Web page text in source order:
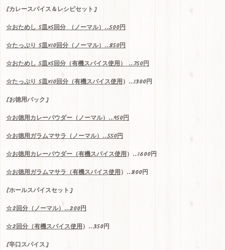
[カレースパイス＆レシピセット]
☆おためし 5皿×5回分（ノーマル）…500円
☆たっぷり 5皿×10回分（ノーマル） …850円
☆おためし 5皿×5回分（有機スパイス使用） …750円
☆たっぷり 5皿×10回分（有機スパイス使用）…1300円
[お徳用パック]
☆お徳用カレーパウダー（ノーマル）…950円
☆お徳用ガラムマサラ（ノーマル）…550円
☆お徳用カレーパウダー（有機スパイス使用）…1600円
☆お徳用ガラムマサラ（有機スパイス使用）…800円
[ホールスパイスセット]
☆2回分（ノーマル） …200円
☆2回分（有機スパイス使用）…350円
[辛口スパイス]